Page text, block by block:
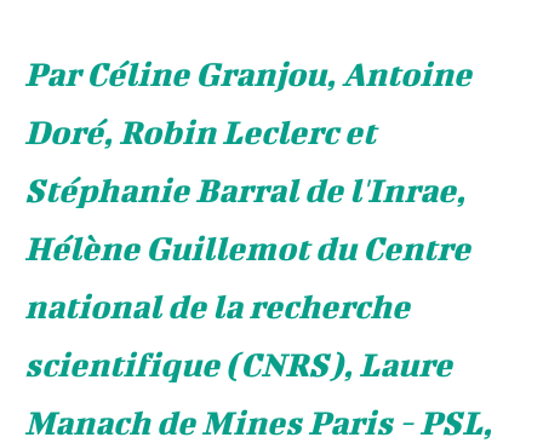
Par Céline Granjou, Antoine
Doré, Robin Leclerc et
Stéphanie Barral de l'Inrae,
Hélène Guillemot du Centre
national de la recherche
scientifique (CNRS), Laure
Manach de Mines Paris - PSL,